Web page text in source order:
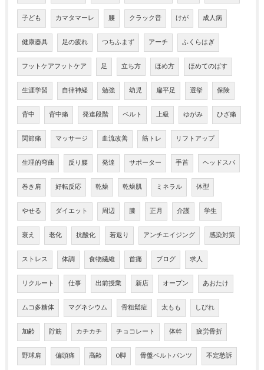
子ども カマタマーレ 腰 クラック音 けが 成人病
健康器具 足の疲れ つちふまず アーチ ふくらはぎ
フットケアフットケア 足 立ち方 ほめ方 ほめてのばす
生涯学習 自律神経 勉強 幼児 扁平足 選挙 保険
背中 背中痛 発達段階 ベルト 上級 ゆがみ ひざ痛
関節痛 マッサージ 血流改善 筋トレ リフトアップ
生理的弯曲 反り腰 発達 サポーター 手首 ヘッドスパ
巻き肩 好転反応 乾燥 乾燥肌 ミネラル 体型
やせる ダイエット 周辺 膝 正月 介護 学生
衰え 老化 抗酸化 若返り アンチエイジング 感染対策
ストレス 体調 食物繊維 首痛 ブログ 求人
リクルート 仕事 出前授業 新店 オープン あおたけ
ムコ多糖体 マグネシウム 骨粗鬆症 太もも しびれ
加齢 貯筋 カチカチ チョコレート 体幹 疲労骨折
野球肩 偏頭痛 高齢 O脚 骨盤ベルトパンツ 不定愁訴